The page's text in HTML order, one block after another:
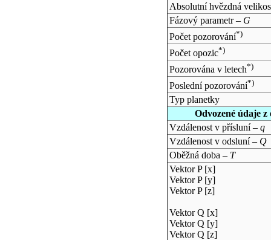
Absolutní hvězdná
Fázový parametr – G
Počet pozorování*)
Počet opozic*)
Pozorována v letech*)
Poslední pozorování*)
Typ planetky
Odvozené údaje
Vzdálenost v přísluní – q
Vzdálenost v odsluní – Q
Oběžná doba – T
Vektor P [x]
Vektor P [y]
Vektor P [z]
Vektor Q [x]
Vektor Q [y]
Vektor Q [z]